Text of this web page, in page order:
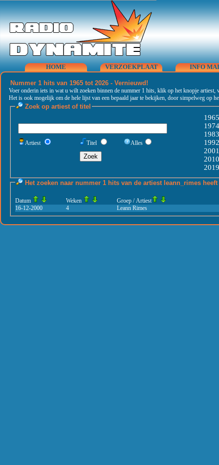
HOME VERZOEKPLAAT INFO
Nummer 1 hits van 1965 tot 2026 - Vernieuwd!
Voer onderin iets in wat u wilt zoeken binnen de nummer 1 hits, klik op het knopje
Het is ook mogelijk om de hele lijst van een bepaald jaar te bekijken, door simpelweg op
Zoek op artiest of titel
Artiest Titel Alles
1965
1974
1983
1992
2001
2010
2019
Het zoeken naar nummer 1 hits van de artiest leann_rimes
Datum Weken
Groep / Artiest
16-12-2000
4 Leann Rimes